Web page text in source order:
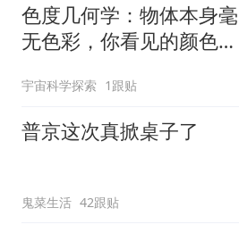
色度几何学：物体本身毫
无色彩，你看见的颜色只
宇宙科学探索 1跟贴
普京这次真掀桌子了
鬼菜生活 42跟贴